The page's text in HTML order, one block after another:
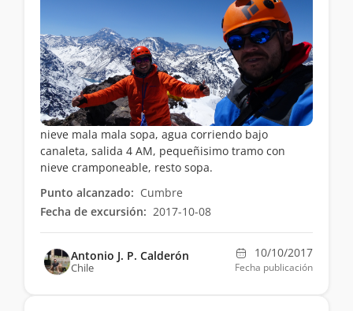
nieve mala mala sopa, agua corriendo bajo
canaleta, salida 4 AM, pequeñisimo tramo con
nieve cramponeable, resto sopa.
Punto alcanzado: Cumbre
Fecha de excursión: 2017-10-08
Antonio J. P. Calderón
Chile
10/10/2017
Fecha publicación